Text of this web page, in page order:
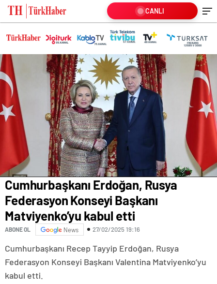
Cumhurbaşkanı Erdoğan, Rusya
Federasyon Konseyi Başkanı
Matviyenko’yu kabul etti
ABONE OL News 27/02/2025 19:16
Cumhurbaşkanı Recep Tayyip Erdoğan, Rusya
Federasyon Konseyi Başkanı Valentina Matviyenko’yu
kabul etti.
CANLI